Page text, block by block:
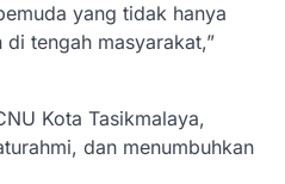
yang tidak hanya
tengah masyarakat,”
Kota Tasikmalaya,
dan menumbuhkan